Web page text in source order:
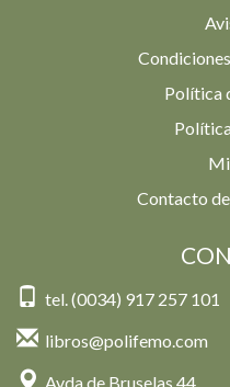
Política
Contacto
tel. (0034) 917 257 101
libros@polifemo.com
Avda de Bruselas 44,